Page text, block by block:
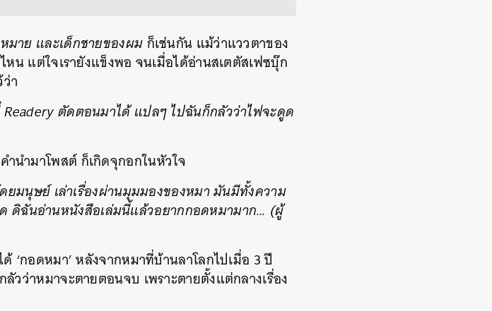
มาย และเด็กชายของผมก็เช่นกัน แม้ว่าแววตาของ
น แต่ใจเรายังแข็งพอ จนเมื่อได้อ่านสเตตัสเฟซบุ๊ก
า
ตัดตอนมาได้ แปลๆ ไปฉันก็กลัวว่าไฟจะดูด
นำมาโพสต์ ก็เกิดจุกอกในหัวใจ
ดยมนุษย์ เล่าเรื่องผ่านมุมมองของหมา มันมีทั้งความ
ด ดิฉันอ่านหนังสือเล่มนี้แล้วอยากกอดหมามาก… (ผู้
‘กอดหมา’ หลังจากหมาที่บ้านลาโลกไปเมื่อ 3 ปี
วว่าหมาจะตายตอนจบ เพราะตายตั้งแต่กลางเรื่อง